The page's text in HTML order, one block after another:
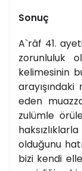
Sonuç
A`râf 41.
zorunluluk
kelimesinin
eden
zulümle
olduğunu
bizi kendi